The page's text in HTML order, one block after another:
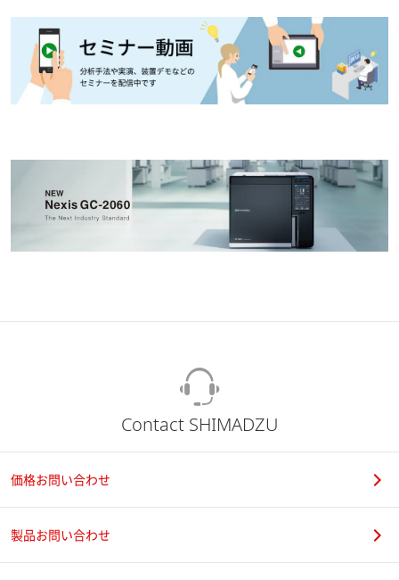
Contact SHIMADZU
価格お問い合わせ
製品お問い合わせ